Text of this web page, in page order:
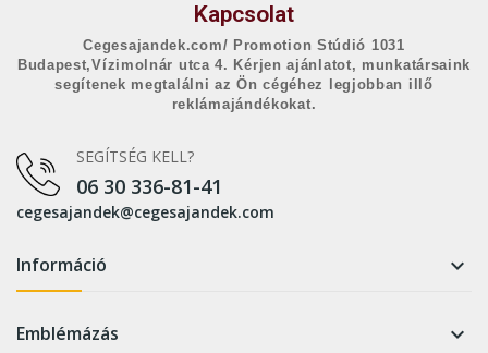
Kapcsolat
Cegesajandek.com/ Promotion Stúdió 1031
Budapest,Vízimolnár utca 4. Kérjen ajánlatot, munkatársaink
segítenek megtalálni az Ön cégéhez legjobban illő
reklámajándékokat.
SEGÍTSÉG KELL?
06 30 336-81-41
cegesajandek@cegesajandek.com
Információ 
Emblémázás 